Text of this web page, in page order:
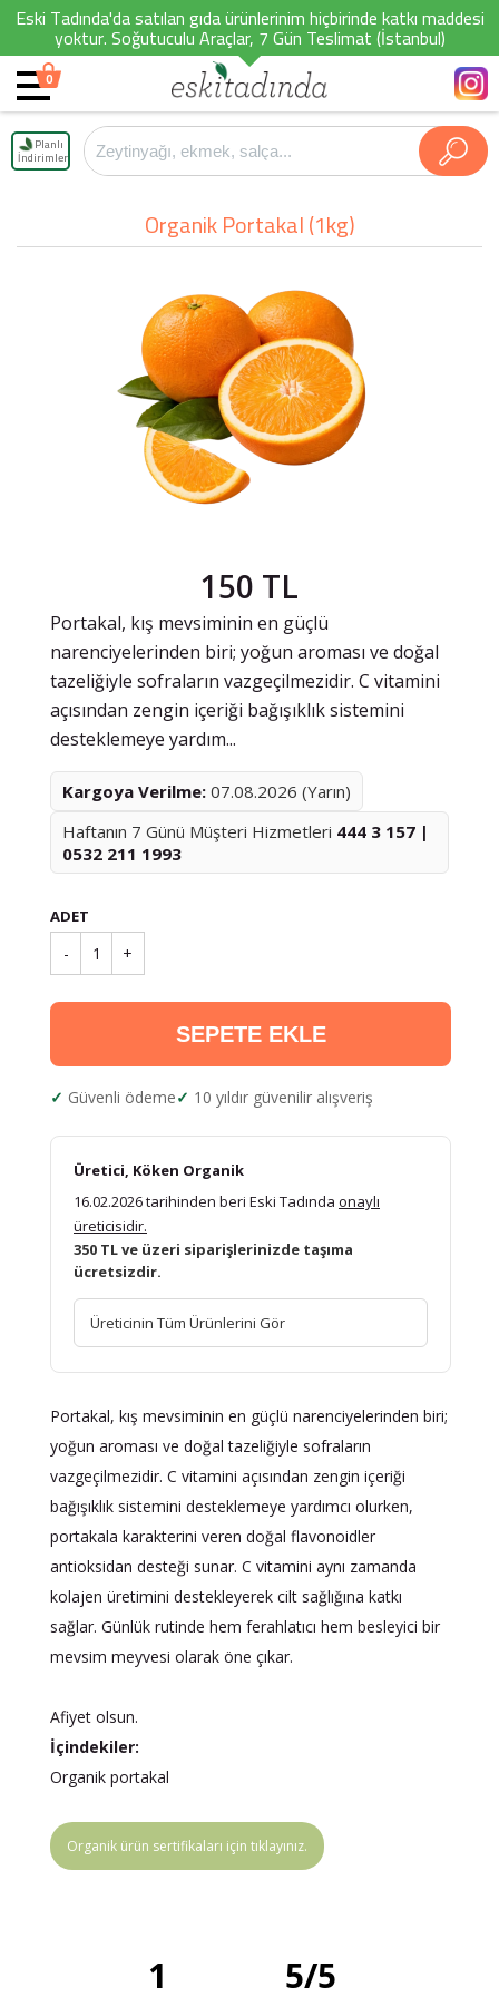
Eski Tadında'da satılan gıda ürünlerinim hiçbirinde katkı maddesi
yoktur. Soğutuculu Araçlar, 7 Gün Teslimat (İstanbul)
0
Planlı
İndirimler
Organik Portakal (1kg)
150 TL
Portakal, kış mevsiminin en güçlü
narenciyelerinden biri; yoğun aroması ve doğal
tazeliğiyle sofraların vazgeçilmezidir. C vitamini
açısından zengin içeriği bağışıklık sistemini
desteklemeye yardım...
Kargoya Verilme: 07.08.2026 (Yarın)
Haftanın 7 Günü Müşteri Hizmetleri 444 3 157 |
0532 211 1993
ADET
- 1 +
SEPETE EKLE
Güvenli ödeme 10 yıldır güvenilir alışveriş
Üretici, Köken Organik
16.02.2026 tarihinden beri Eski Tadında onaylı
üreticisidir.
350 TL ve üzeri siparişlerinizde taşıma
ücretsizdir.
Üreticinin Tüm Ürünlerini Gör
Portakal, kış mevsiminin en güçlü narenciyelerinden biri;
yoğun aroması ve doğal tazeliğiyle sofraların
vazgeçilmezidir. C vitamini açısından zengin içeriği
bağışıklık sistemini desteklemeye yardımcı olurken,
portakala karakterini veren doğal flavonoidler
antioksidan desteği sunar. C vitamini aynı zamanda
kolajen üretimini destekleyerek cilt sağlığına katkı
sağlar. Günlük rutinde hem ferahlatıcı hem besleyici bir
mevsim meyvesi olarak öne çıkar.
Afiyet olsun.
İçindekiler:
Organik portakal
Organik ürün sertifikaları için tıklayınız.
1 5/5